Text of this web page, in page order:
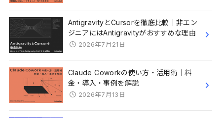
AntigravityとCursorを徹底比較｜非エン
ジニアにはAntigravityがおすすめな理由
2026年7月21日
Claude Coworkの使い方・活用術｜料
金・導入・事例を解説
2026年7月13日